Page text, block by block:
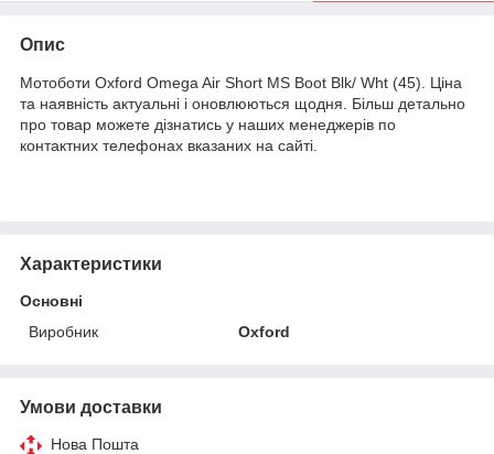
Опис
Мотоботи Oxford Omega Air Short MS Boot Blk/ Wht (45). Ціна
та наявність актуальні і оновлюються щодня. Більш детально
про товар можете дізнатись у наших менеджерів по
контактних телефонах вказаних на сайті.
Характеристики
Основні
Виробник
Oxford
Умови доставки
Нова Пошта